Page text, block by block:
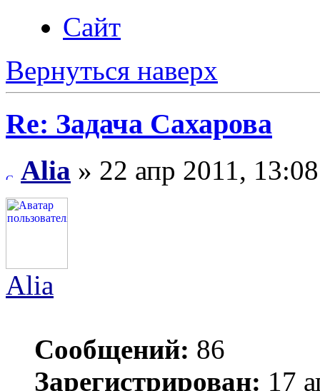
Сайт
Вернуться наверх
Re: Задача Сахарова
Alia » 22 апр 2011, 13:08
Alia
Сообщений: 86
Зарегистрирован: 17